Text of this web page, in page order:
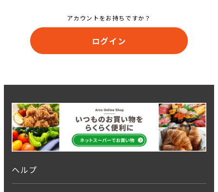
アカウントをお持ちですか？
ログイン
ヘルプ